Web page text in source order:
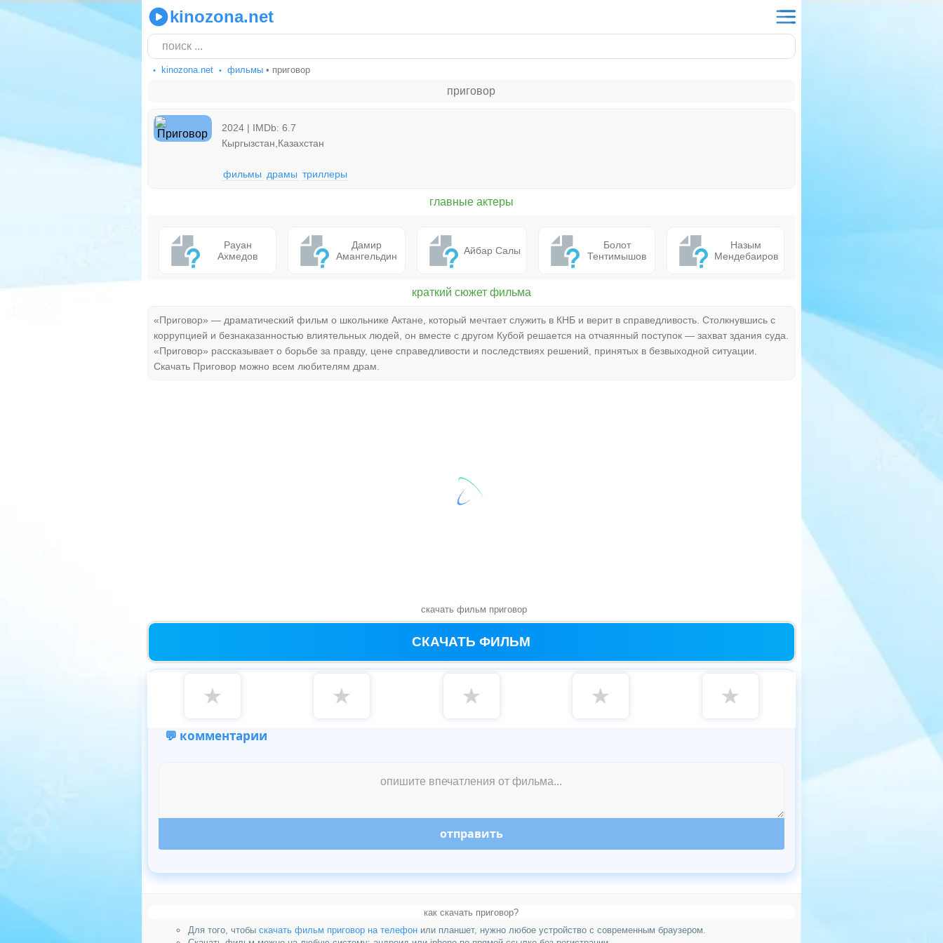
kinozona.net
kinozona.net фильмы• приговор
приговор
2024 | IMDb: 6.7
Кыргызстан,Казахстан
фильмы драмы триллеры
главные актеры
Рауан
Ахмедов
Дамир
Амангельдин
Айбар Салы
Болот
Тентимышов
Назым
Мендебаиров
краткий сюжет фильма
«Приговор» — драматический фильм о школьнике Актане, который мечтает служить в КНБ и верит в справедливость. Столкнувшись с
коррупцией и безнаказанностью влиятельных людей, он вместе с другом Кубой решается на отчаянный поступок — захват здания суда.
«Приговор» рассказывает о борьбе за правду, цене справедливости и последствиях решений, принятых в безвыходной ситуации.
Скачать Приговор можно всем любителям драм.
скачать фильм приговор
СКАЧАТЬ ФИЛЬМ
★ ★ ★ ★ ★
💬 комментарии
отправить
как скачать приговор?
Для того, чтобыскачать фильм приговор на телефон или планшет, нужно любое устройство с современным браузером.